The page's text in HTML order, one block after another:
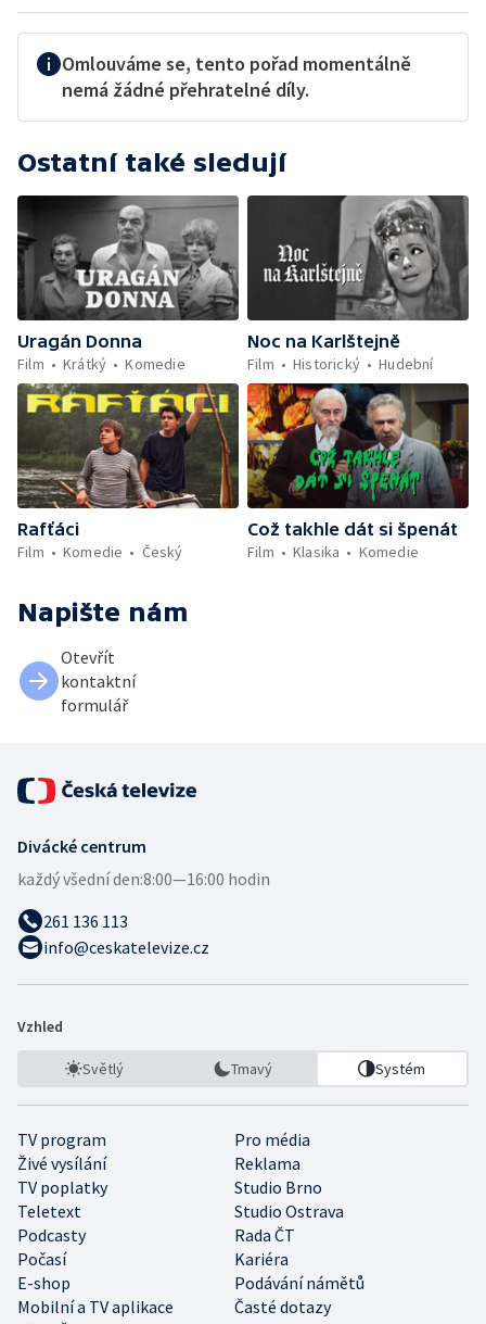
Omlouváme se, tento pořad momentálně
nemá žádné přehratelné díly.
Ostatní také sledují
Uragán Donna
Film
Krátký Komedie
Noc na Karlštejně
Film
Historický Hudební
Rafťáci
Film
Komedie Český
Což takhle dát si špenát
Film
Klasika Komedie
Napište nám
Otevřít
kontaktní
formulář
Divácké centrum
každý všední den:8:00—16:00 hodin
261 136 113
info@ceskatelevize.cz
Vzhled
Světlý Tmavý Systém
TV program
Pro média
Živé vysílání
Reklama
TV poplatky
Studio Brno
Teletext
Studio Ostrava
Podcasty
Rada ČT
Počasí
Kariéra
E-shop
Podávání námětů
Mobilní a TV aplikace
Časté dotazy